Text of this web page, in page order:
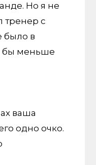
Но я не
тренер с
было в
бы меньше
ваша
одно очко.